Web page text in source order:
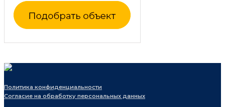
Политика конфиденциальности
Согласие на обработку персональных данных